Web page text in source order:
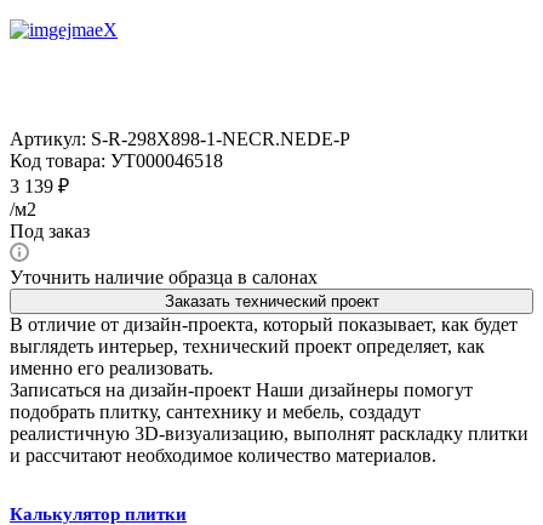
Артикул: S-R-298X898-1-NECR.NEDE-P
Код товара: УТ000046518
3 139 ₽
/м2
Под заказ
Уточнить наличие образца в салонах
Заказать технический проект
В отличие от дизайн-проекта, который показывает, как будет
выглядеть интерьер, технический проект определяет, как
именно его реализовать.
Записаться на дизайн-проект Наши дизайнеры помогут
подобрать плитку, сантехнику и мебель, создадут
реалистичную 3D-визуализацию, выполнят раскладку плитки
и рассчитают необходимое количество материалов.
Калькулятор плитки